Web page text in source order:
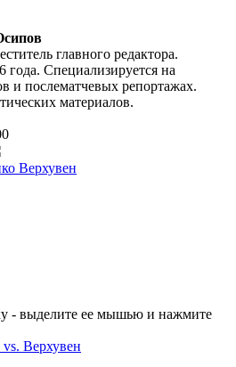
главного редактора.
года. Специализируется на
и послематчевых репортажах.
материалов.
Верхувен
- выделите ее мышью и нажмите
Верхувен